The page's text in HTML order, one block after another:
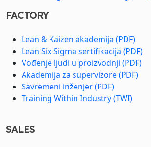
FACTORY
Lean & Kaizen akademija (PDF)
Lean Six Sigma sertifikacija (PDF)
Vođenje ljudi u proizvodnji (PDF)
Akademija za supervizore (PDF)
Savremeni inženjer (PDF)
Training Within Industry (TWI)
SALES